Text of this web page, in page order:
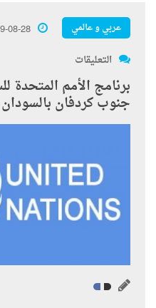
عربي و عالمي 08-28
التعليقات
برنامج الأمم
جنوب كردفان